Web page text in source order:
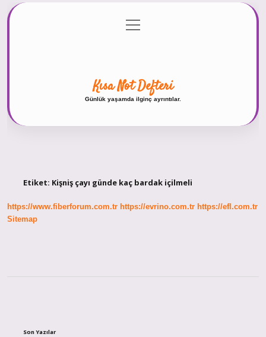
Gizlilik Politikası
menüyü
aç
Kısa Not Defteri
Günlük yaşamda ilginç ayrıntılar.
Etiket: Kişniş çayı günde kaç bardak içilmeli
https://www.fiberforum.com.tr https://evrino.com.tr https://efl.com.tr
Sitemap
Son Yazılar